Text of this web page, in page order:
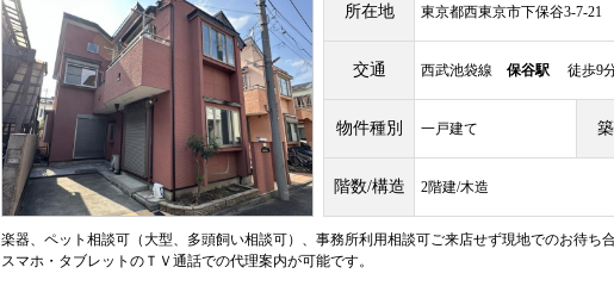
所在地 東京都西東京市下保谷3-7-21
交通 西武池袋線 保谷駅 徒歩9
物件種別 一戸建て
階数/構造 2階建/木造
楽器、ペット相談可（大型、多頭飼い相談可）、事務所利用相談可ご来店せず現地でのお待ち
スマホ・タブレットのＴＶ通話での代理案内が可能です。